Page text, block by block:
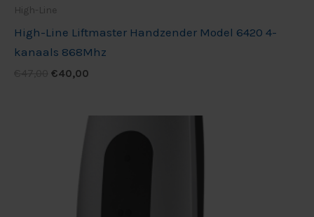
High-Line
High-Line Liftmaster Handzender Model 6420 4-
kanaals 868Mhz
€40,00